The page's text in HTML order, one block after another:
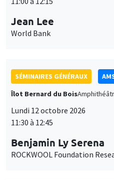
Jean Lee
World Bank
Îlot Bernard du Bois
Lundi 12 octobre 2026
11:30 à 12:45
Benjamin Ly Serena
ROCKWOOL Foundation